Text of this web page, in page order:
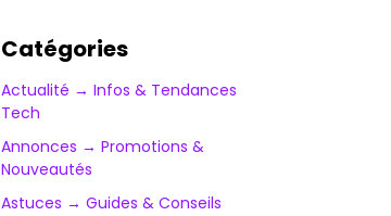
Catégories
Actualité → Infos & Tendances
Tech
Annonces → Promotions &
Nouveautés
Astuces → Guides & Conseils